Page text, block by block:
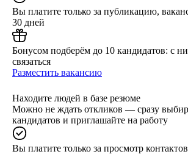
Вы платите только за публикацию,
30 дней
Бонусом подберём до 10 кандидатов: с
связаться
Разместить вакансию
Находите людей в базе резюме
Можно не ждать откликов — сразу
кандидатов и приглашайте на работу
Вы платите только за просмотр контактов